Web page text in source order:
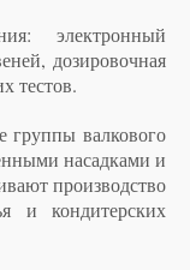
электронный
дозировочная
тестов.
группы валкового
насадками и
производство
и кондитерских